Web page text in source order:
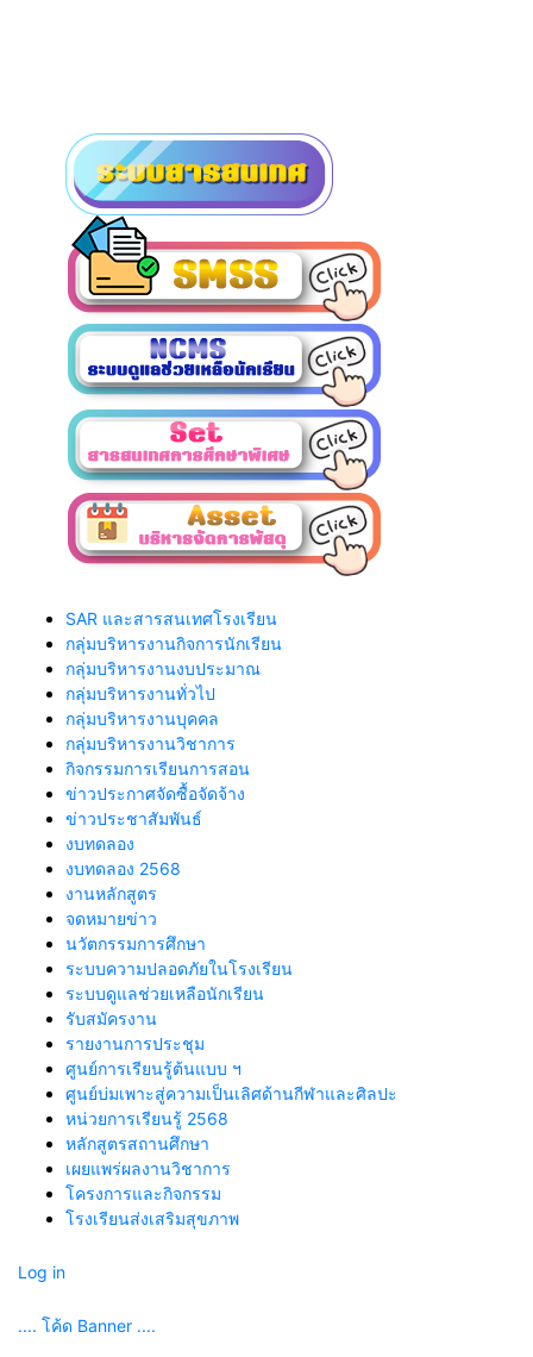
SAR และสารสนเทศโรงเรียน
กลุ่มบริหารงานกิจการนักเรียน
กลุ่มบริหารงานงบประมาณ
กลุ่มบริหารงานทั่วไป
กลุ่มบริหารงานบุคคล
กลุ่มบริหารงานวิชาการ
กิจกรรมการเรียนการสอน
ข่าวประกาศจัดซื้อจัดจ้าง
ข่าวประชาสัมพันธ์
งบทดลอง
งบทดลอง 2568
งานหลักสูตร
จดหมายข่าว
นวัตกรรมการศึกษา
ระบบความปลอดภัยในโรงเรียน
ระบบดูแลช่วยเหลือนักเรียน
รับสมัครงาน
รายงานการประชุม
ศูนย์การเรียนรู้ต้นแบบ ฯ
ศูนย์บ่มเพาะสู่ความเป็นเลิศด้านกีฬาและศิลปะ
หน่วยการเรียนรู้ 2568
หลักสูตรสถานศึกษา
เผยแพร่ผลงานวิชาการ
โครงการและกิจกรรม
โรงเรียนส่งเสริมสุขภาพ
Log in
.... โค้ด Banner ....